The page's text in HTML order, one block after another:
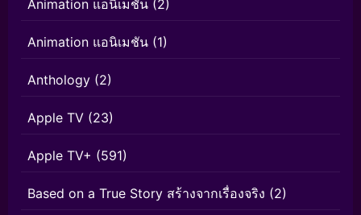
Animation แอนิเมชั่น (2)
Animation แอนิเมชัน (1)
Anthology (2)
Apple TV (23)
Apple TV+ (591)
Based on a True Story สร้างจากเรื่องจริง (2)